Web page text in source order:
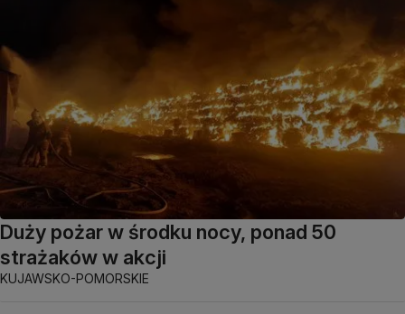
Duży pożar w środku nocy, ponad 50
strażaków w akcji
KUJAWSKO-POMORSKIE